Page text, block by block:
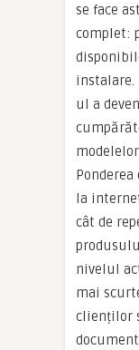
se face
complet:
instalare.
ul a
la
cât de
nivelul
mai
clienților